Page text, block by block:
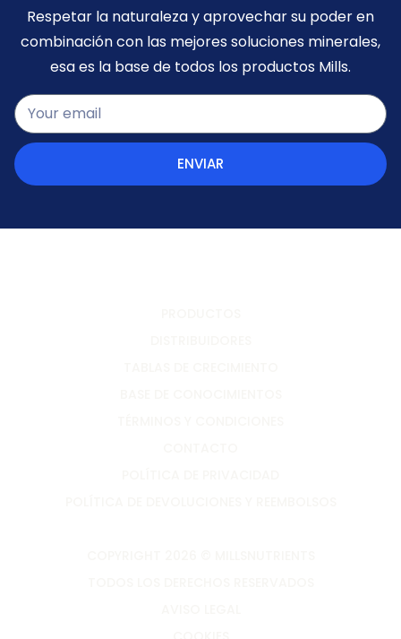
Respetar la naturaleza y aprovechar su poder en
combinación con las mejores soluciones minerales,
esa es la base de todos los productos Mills.
ENVIAR